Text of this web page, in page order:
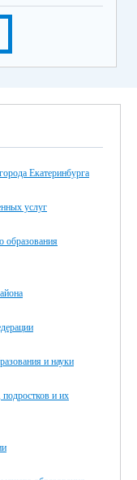
Екатеринбурга
услуг
образования
и науки
и их